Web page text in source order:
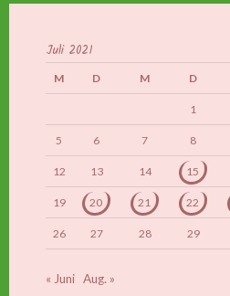
Juli 2021
M D M D
1
5 6 7 8
12 13 14 15
19 20 21 22
26 27 28 29
« Juni Aug. »